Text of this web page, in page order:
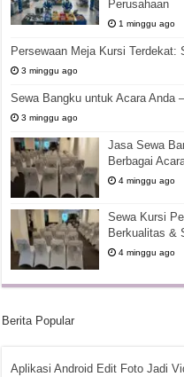
Perusahaan
1 minggu ago
Persewaan Meja Kursi
3 minggu ago
Sewa Bangku untuk Acara Anda
3 minggu ago
Jasa Sewa
Berbagai
4 minggu ago
Sewa Kursi
Berkualitas &
4 minggu ago
Berita Popular
Aplikasi Android Edit Foto Jadi